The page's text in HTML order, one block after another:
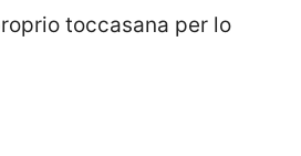
toccasana per lo